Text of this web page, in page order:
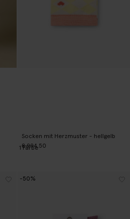
Socken mit Herzmuster - hellgelb
8.994.50
1Farbe
-50%